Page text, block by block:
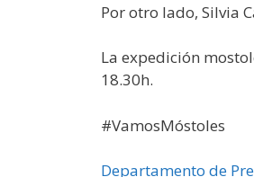
Por otro lado, Silvia
La expedición
18.30h.
#VamosMóstoles
Departamento de